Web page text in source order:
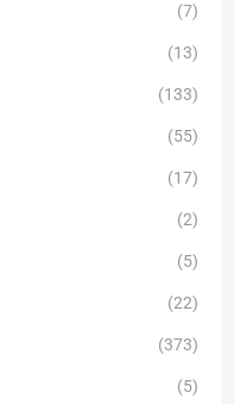
(7)
(13)
(133)
(55)
(17)
(2)
(5)
(22)
(373)
(5)